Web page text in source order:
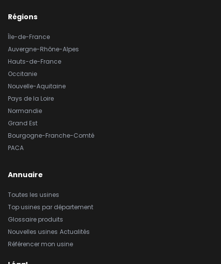
Régions
Île-de-France
Auvergne-Rhône-Alpes
Hauts-de-France
Occitanie
Nouvelle-Aquitaine
Pays de la Loire
Normandie
Grand Est
Bourgogne-Franche-Comté
PACA
Annuaire
Toutes les usines
Top usines par département
Glossaire produits
Nouvelles usines Actualités
Référencer mon usine